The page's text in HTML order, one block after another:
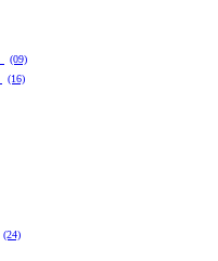
(09)
(16)
(24)